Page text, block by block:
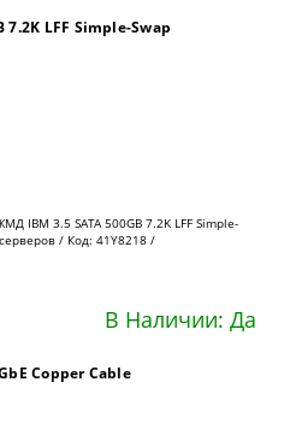
7.2K LFF Simple-Swap
IBM 3.5 SATA 500GB 7.2K LFF Simple-
/ Код: 41Y8218 /
В Наличии: Да
Copper Cable